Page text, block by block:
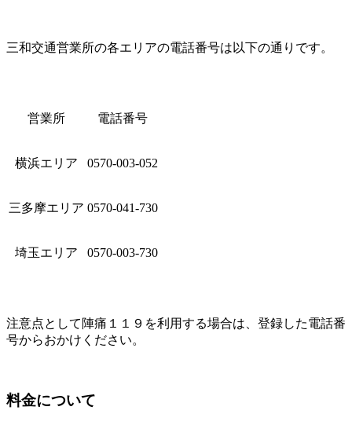
三和交通営業所の各エリアの電話番号は以下の通りです。
営業所 電話番号
横浜エリア 0570-003-052
三多摩エリア 0570-041-730
埼玉エリア 0570-003-730
注意点として陣痛１１９を利用する場合は、登録した電話番
号からおかけください。
料金について